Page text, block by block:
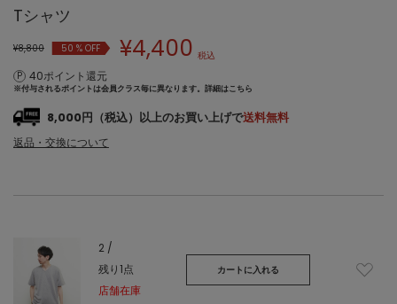
Tシャツ
¥8,800 50% OFF ¥4,400 税込
40ポイント還元
※付与されるポイントは会員クラス毎に異なります。 詳細はこちら
8,000円（税込）以上のお買い上げで送料無料
返品・交換について
2 /
残り1点
店舗在庫
カートに入れる